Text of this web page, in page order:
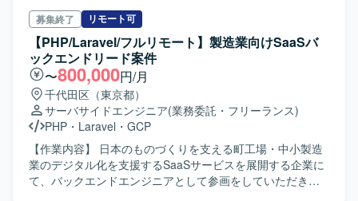
ントエンド実装を行っていただきます。 ・Webブラウザ版
の横断的な開発検討および実装に携わっていただきます。
・アカウント、ログイン、マイページ等の機能開発を実施
していただきます。 ・非機能要件の見積もりおよび品質保
証業務に従事していただきます。 【求める人物像】 ・新規
プロダクト立ち上げフェーズに主体的に関わり、設計から
実装、テストまで一貫して対応いただける方を求めていま
す。 ・関係者と連携しながら、要件整理内容を踏まえて自
律的に開発を進められる方を歓迎いたします。 【ポジショ
ンの魅力】 ・ワイヤーフレーム設計段階から参画し、新規
見守りアプリの立ち上げメンバーとしてサービスづくりに
募集終了 リモート可
【PHP/Laravel/フルリモート】製造業向けSaaSバ
ックエンドリード案件
〜800,000円/月
千代田区（東京都）
サーバサイドエンジニア(業務委託・フリーランス)
PHP ・ Laravel ・ GCP
【作業内容】 日本のものづくりを支える町工場・中小製造
業のデジタル化を支援するSaaSサービスを展開する企業に
て、バックエンドエンジニアとして参画をしていただきま